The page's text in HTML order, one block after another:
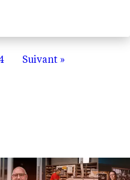
Suivant »